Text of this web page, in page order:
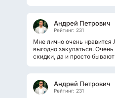
Андрей Петрович
Рейтинг: 231
Мне лично очень нравится
выгодно закупаться.
скидки, да и просто
Андрей Петрович
Рейтинг: 231